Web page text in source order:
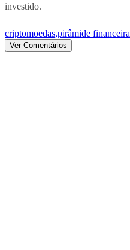
investido.
criptomoedas,pirâmide financeira
Ver Comentários